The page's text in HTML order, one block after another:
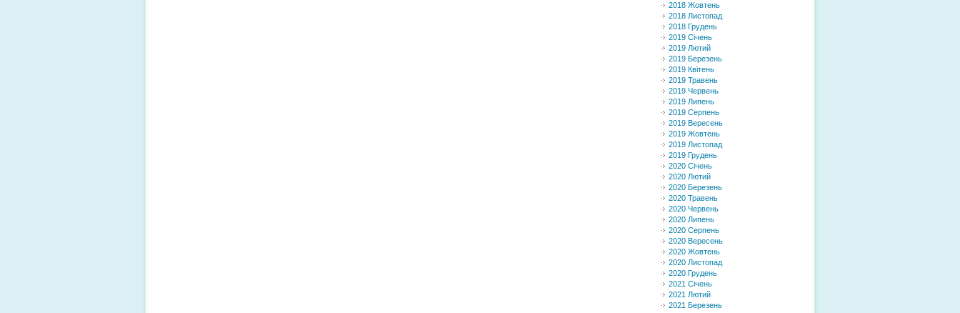
2018 Жовтень
2018 Листопад
2018 Грудень
2019 Січень
2019 Лютий
2019 Березень
2019 Квітень
2019 Травень
2019 Червень
2019 Липень
2019 Серпень
2019 Вересень
2019 Жовтень
2019 Листопад
2019 Грудень
2020 Січень
2020 Лютий
2020 Березень
2020 Травень
2020 Червень
2020 Липень
2020 Серпень
2020 Вересень
2020 Жовтень
2020 Листопад
2020 Грудень
2021 Січень
2021 Лютий
2021 Березень